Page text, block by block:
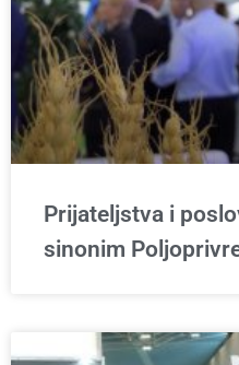
Prijateljstva i
sinonim